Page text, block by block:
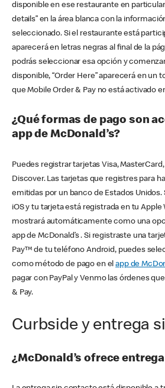
disponible en ese restaurante en
details” en la área blanca con la
seleccionado. Si el restaurante está
aparecerá en letras negras al final de la
podrás seleccionar esa opción y
disponible, “Order Here” aparecerá en un
que Mobile Order & Pay no está activado
¿Qué formas de pago son
app de McDonald’s?
Puedes registrar tarjetas Visa,
Discover. Las tarjetas que registres para
emitidas por un banco de Estados
iOS y tu tarjeta está registrada en tu Apple
mostrará automáticamente como una
app de McDonald’s . Si registraste una
Pay™ de tu teléfono Android, puedes
como método de pago en elapp de
pagar con PayPal y Venmo las órdenes
& Pay.
Curbside y entrega
¿McDonald’s ofrece